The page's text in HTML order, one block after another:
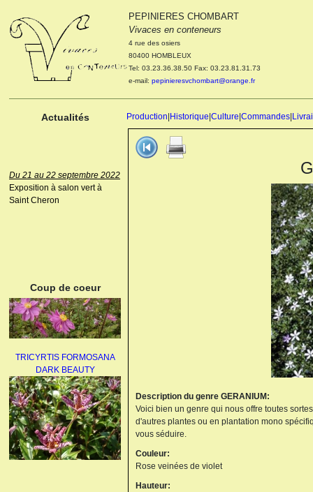
PEPINIERES CHOMBART
Vivaces en conteneurs
4 rue des osiers
80400 HOMBLEUX
Tel: 03.23.36.38.50 Fax: 03.23.81.31.73
e-mail: pepinieresvchombart@orange.fr
Actualités Production Historique Culture Commandes
Le 04 et 05 octobre 2022
Portes ouvertes de la
pépinière : Visite des
cultures, découverte des
nouveautés. Le rendez-vous
des passionnés Le mardi 04
Du 21 au 22 septembre 2022
Exposition à salon vert à
Saint Cheron
Coup de coeur
TRICYRTIS FORMOSANA
DARK BEAUTY
Description du genre GERANIUM:
Voici bien un genre qui nous offre toutes
d'autres plantes ou en plantation mono
vous séduire.
Couleur:
Rose veinées de violet
Hauteur: